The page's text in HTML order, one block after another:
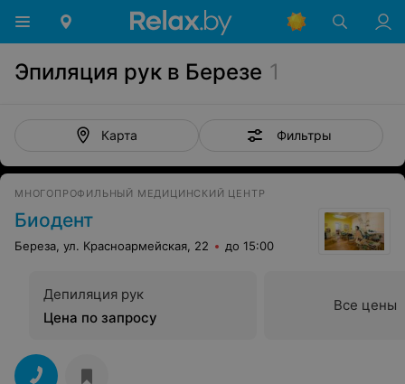
Эпиляция рук в Березе 1
Карта Фильтры
МНОГОПРОФИЛЬНЫЙ МЕДИЦИНСКИЙ ЦЕНТР
Биодент
Береза, ул. Красноармейская, 22 до 15:00
Депиляция рук
Цена по запросу
Все цены